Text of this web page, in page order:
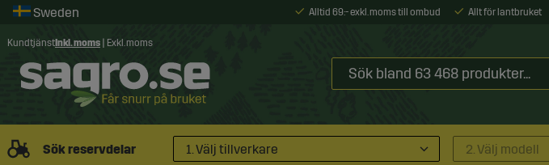
Alltid 69:- exkl. moms till ombud Allt för lantbruket
Kundtjänst Inkl. moms Exkl. moms
Sök reservdelar 1. Välj tillverkare 2. Välj modell